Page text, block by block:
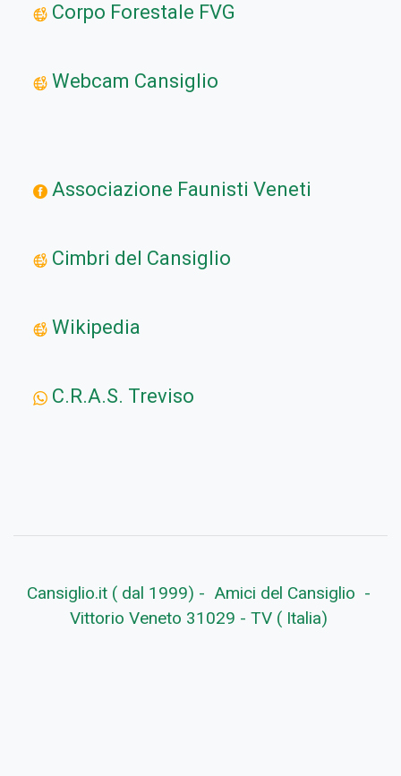
Corpo Forestale FVG
Webcam Cansiglio
Associazione Faunisti Veneti
Cimbri del Cansiglio
Wikipedia
C.R.A.S. Treviso
Cansiglio.it ( dal 1999) - Amici del Cansiglio -
Vittorio Veneto 31029 - TV ( Italia)